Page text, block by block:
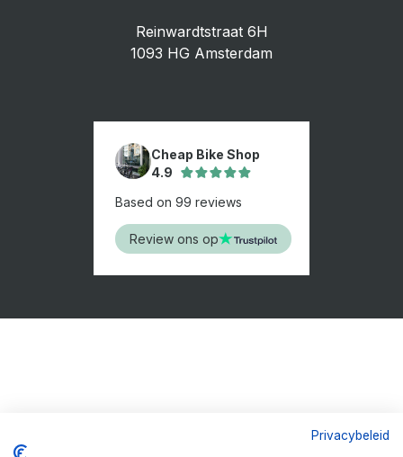
Cheap Bike Shop
4.9
Based on 99 reviews
Review ons op
Reinwardtstraat 6H
1093 HG Amsterdam
Privacybeleid